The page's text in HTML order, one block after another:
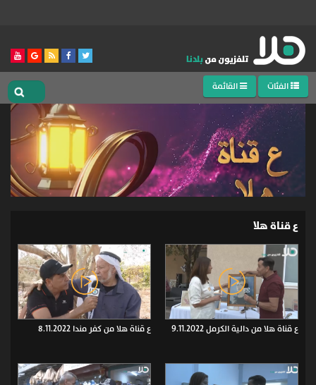
الفئات القائمة
ع قناة هلا
ع قناة هلا من دالية الكرمل 9.11.2022 ع قناة هلا من كفر مندا 8.11.2022